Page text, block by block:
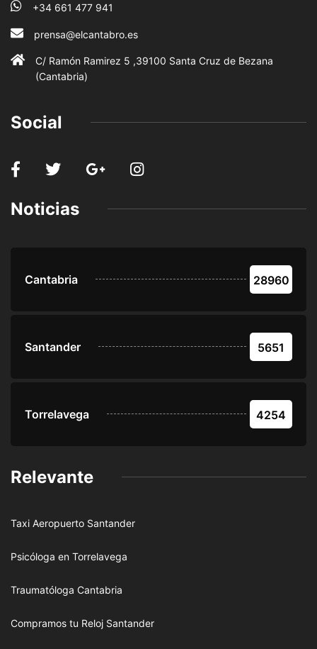
+34 661 477 941
prensa@elcantabro.es
C/ Ramón Ramirez 5 ,39100 Santa Cruz de Bezana
(Cantabria)
Social
Noticias
Cantabria 28960
Santander 5651
Torrelavega 4254
Relevante
Taxi Aeropuerto Santander
Psicóloga en Torrelavega
Traumatóloga Cantabria
Compramos tu Reloj Santander